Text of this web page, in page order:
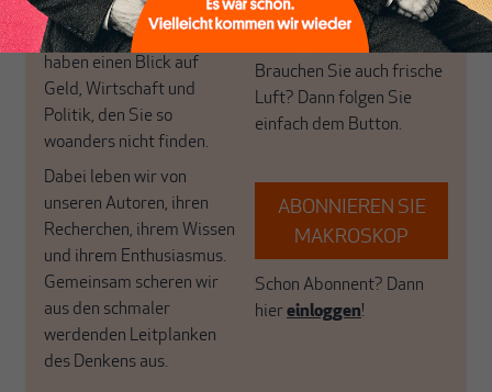
MAKROSKOP steht für
das große Ganze. Wir
haben einen Blick auf
Geld, Wirtschaft und
Politik, den Sie so
woanders nicht finden.
Dabei leben wir von
unseren Autoren, ihren
Recherchen, ihrem Wissen
und ihrem Enthusiasmus.
Gemeinsam scheren wir
aus den schmaler
werdenden Leitplanken
des Denkens aus.
engen und verstaubten
Debattenräume.
Brauchen Sie auch frische
Luft? Dann folgen Sie
einfach dem Button.
ABONNIEREN SIE
MAKROSKOP
Schon Abonnent? Dann
hiereinloggen!